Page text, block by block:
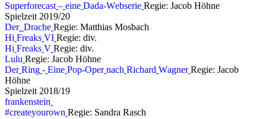
Superforecast – eine Dada-Webserie Regie: Jacob Höhne
Spielzeit 2019/20
Der Drache Regie: Matthias Mosbach
Hi Freaks VI Regie: div.
Hi Freaks V Regie: div.
Lulu Regie: Jacob Höhne
Der Ring - Eine Pop-Oper nach Richard Wagner Regie: Jacob
Höhne
Spielzeit 2018/19
frankenstein
#createyourown Regie: Sandra Rasch